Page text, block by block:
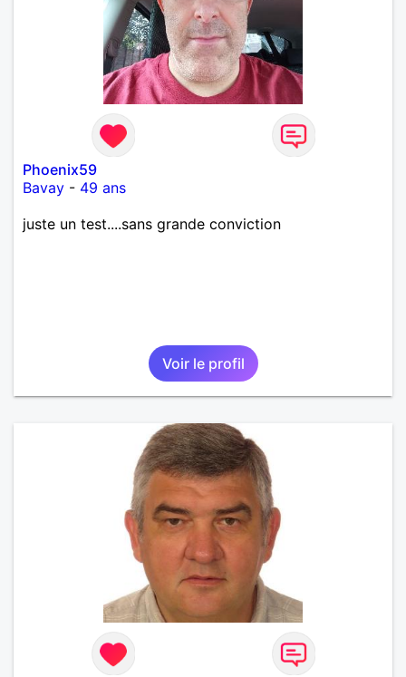
Phoenix59
Bavay - 49 ans
juste un test....sans grande conviction
Voir le profil